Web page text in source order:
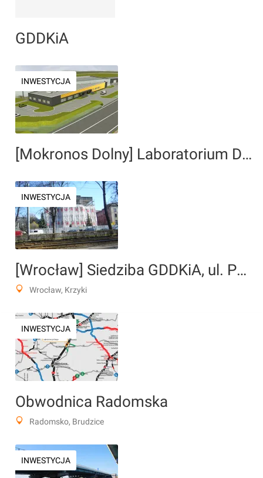
GDDKiA
INWESTYCJA
[Mokronos Dolny] Laboratorium Drogowe GDDKiA (Centrum Zarządzania Ruchem)
INWESTYCJA
[Wrocław] Siedziba GDDKiA, ul. Powstańców Śląskich 186 (rozbudowa)
Wrocław, Krzyki
INWESTYCJA
Obwodnica Radomska
Radomsko, Brudzice
INWESTYCJA